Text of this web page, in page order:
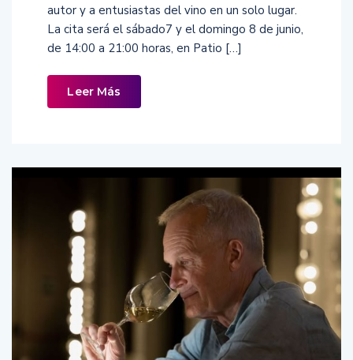
autor y a entusiastas del vino en un solo lugar.
La cita será el sábado7 y el domingo 8 de junio,
de 14:00 a 21:00 horas, en Patio […]
Leer Más